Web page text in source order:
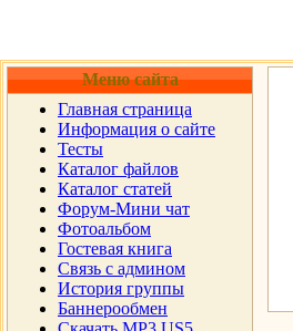
Меню сайта
Главная страница
Информация о сайте
Тесты
Каталог файлов
Каталог статей
Форум-Мини чат
Фотоальбом
Гостевая книга
Cвязь с админом
История группы
Баннерообмен